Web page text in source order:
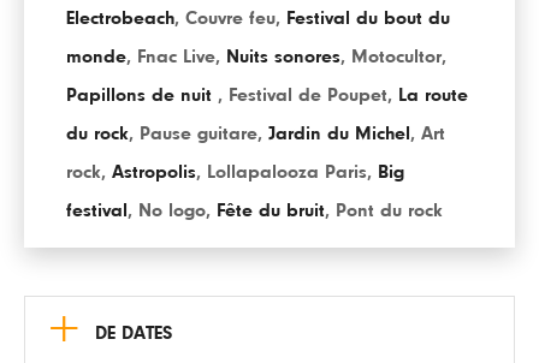
Electrobeach, Couvre feu, Festival du bout du
monde, Fnac Live, Nuits sonores, Motocultor,
Papillons de nuit , Festival de Poupet, La route
du rock, Pause guitare, Jardin du Michel , Art
rock, Astropolis, Lollapalooza Paris, Big
festival , No logo, Fête du bruit, Pont du rock
+ DE DATES